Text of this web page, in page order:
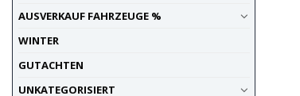
AUSVERKAUF FAHRZEUGE %
WINTER
GUTACHTEN
UNKATEGORISIERT